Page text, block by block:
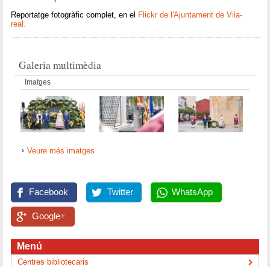
Reportatge fotogràfic complet, en el Flickr de l'Ajuntament de Vila-
real.
Galeria multimèdia
Imatges
Veure més imatges
Facebook Twitter WhatsApp
Google+
Menú
Centres bibliotecaris